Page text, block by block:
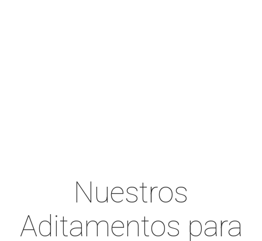
Nuestros
Aditamentos para